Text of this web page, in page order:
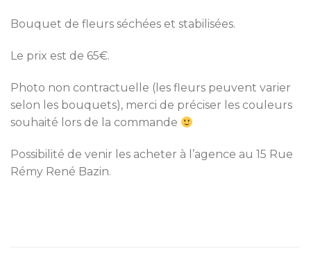
Bouquet de fleurs séchées et stabilisées.
Le prix est de 65€.
Photo non contractuelle (les fleurs peuvent varier
selon les bouquets), merci de préciser les couleurs
souhaité lors de la commande
Possibilité de venir les acheter à l’agence au 15 Rue
Rémy René Bazin.